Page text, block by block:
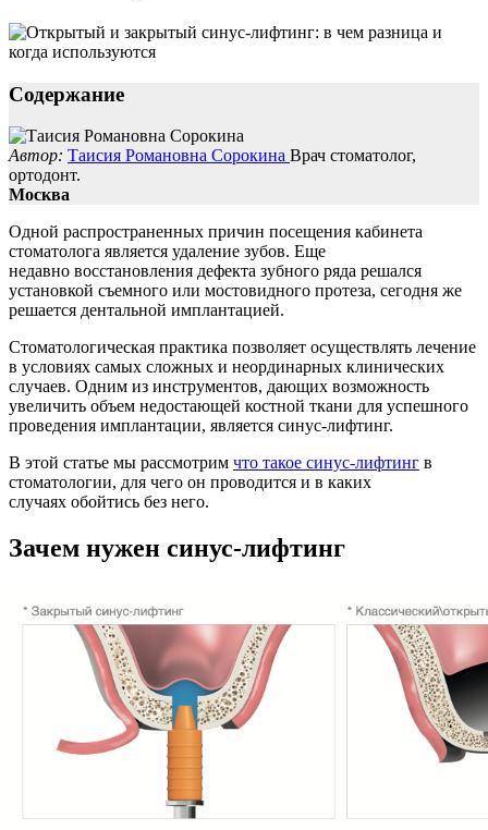
Cодержание
Автор: Таисия Романовна Сорокина Врач стоматолог,
ортодонт.
Москва
Одной распространенных причин посещения кабинета
стоматолога является удаление зубов. Еще
недавно восстановления дефекта зубного ряда решался
установкой съемного или мостовидного протеза, сегодня же
решается дентальной имплантацией.
Стоматологическая практика позволяет осуществлять лечение
в условиях самых сложных и неординарных клинических
случаев. Одним из инструментов, дающих возможность
увеличить объем недостающей костной ткани для успешного
проведения имплантации, является синус-лифтинг.
В этой статье мы рассмотрим что такое синус-лифтинг в
стоматологии, для чего он проводится и в каких
случаях обойтись без него.
Зачем нужен синус-лифтинг